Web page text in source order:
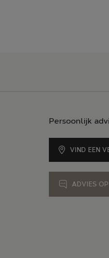
Persoonlijk
VIND EEN
ADVIES